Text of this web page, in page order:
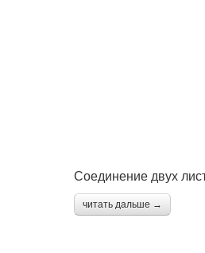
Соединение двух
читать дальше →